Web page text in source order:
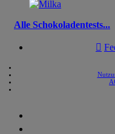
Alle Schokoladentests...
